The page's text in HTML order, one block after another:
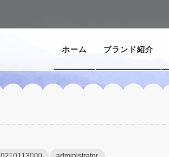
ホーム ブランド紹介